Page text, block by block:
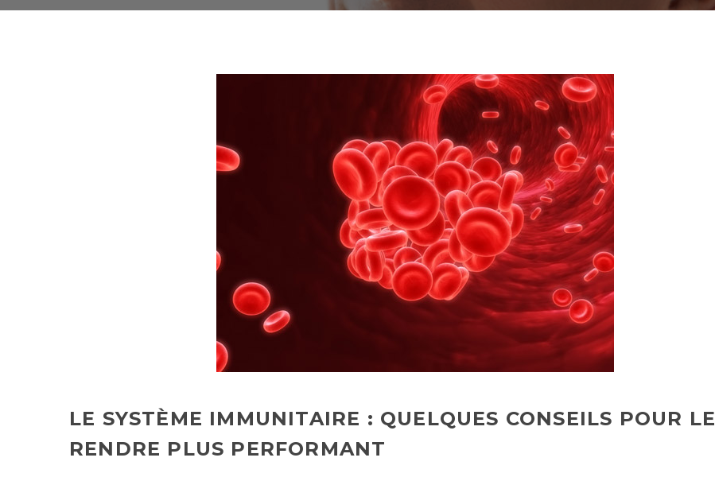
LE SYSTÈME IMMUNITAIRE : QUELQUES CONSEILS POUR LE
RENDRE PLUS PERFORMANT